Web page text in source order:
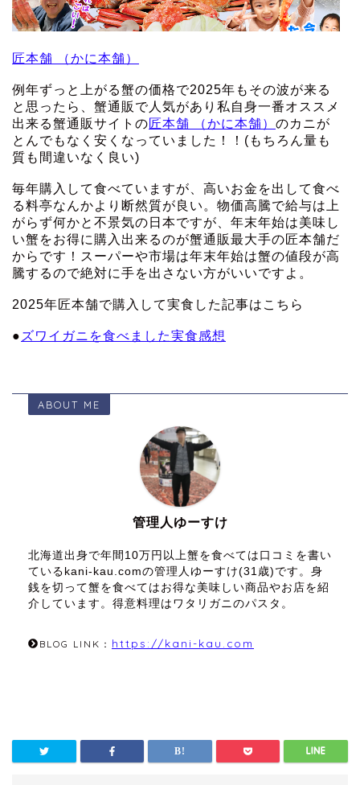
匠本舗 （かに本舗）
例年ずっと上がる蟹の価格で2025年もその波が来る
と思ったら、蟹通販で人気があり私自身一番オススメ
出来る蟹通販サイトの匠本舗 （かに本舗） のカニが
とんでもなく安くなっていました！！(もちろん量も
質も間違いなく良い)
毎年購入して食べていますが、高いお金を出して食べ
る料亭なんかより断然質が良い。物価高騰で給与は上
がらず何かと不景気の日本ですが、年末年始は美味し
い蟹をお得に購入出来るのが蟹通販最大手の匠本舗だ
からです！スーパーや市場は年末年始は蟹の値段が高
騰するので絶対に手を出さない方がいいですよ。
2025年匠本舗で購入して実食した記事はこちら
● ズワイガニを食べました実食感想
ABOUT ME
管理人ゆーすけ
北海道出身で年間10万円以上蟹を食べては口コミを書い
ているkani-kau.comの管理人ゆーすけ(31歳)です。身
銭を切って蟹を食べてはお得な美味しい商品やお店を紹
介しています。得意料理はワタリガニのパスタ。
BLOG LINK： https://kani-kau.com